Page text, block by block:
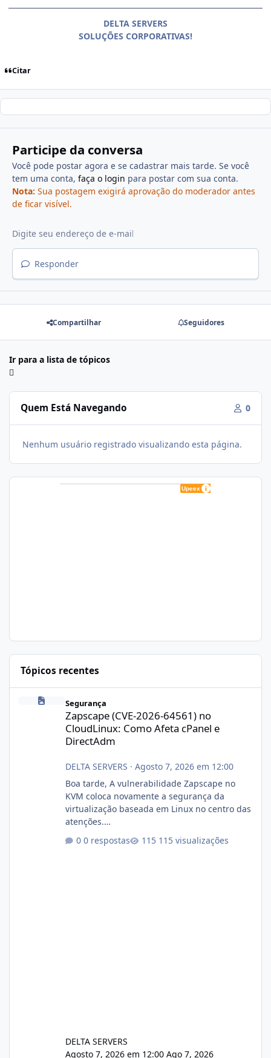
DELTA SERVERS
SOLUÇÕES CORPORATIVAS!
Citar
Participe da conversa
Você pode postar agora e se cadastrar mais tarde. Se você
tem uma conta, faça o login para postar com sua conta.
Nota: Sua postagem exigirá aprovação do moderador antes
de ficar visível.
Responder
Compartilhar Seguidores
Ir para a lista de tópicos
Quem Está Navegando 0
Nenhum usuário registrado visualizando esta página.
Tópicos recentes
Segurança
Zapscape (CVE-2026-64561) no
CloudLinux: Como Afeta cPanel e
DirectAdm
DELTA SERVERS · Agosto 7, 2026 em 12:00
Boa tarde, A vulnerabilidade Zapscape no
KVM coloca novamente a segurança da
virtualização baseada em Linux no centro das
atenções.
xjx23zz5f Criamos uma breve explicação:
0 respostas 115 visualizações
DELTA SERVERS
Agosto 7, 2026 em 12:00 Ago 7, 2026